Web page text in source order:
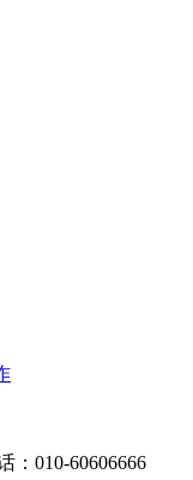
：010-60606666